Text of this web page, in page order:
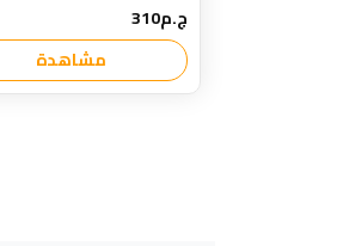
ج.م310
مشاهدة